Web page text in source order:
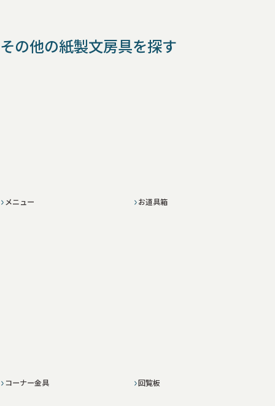
その他の紙製文房具を探す
メニュー お道具箱
コーナー金具 回覧板